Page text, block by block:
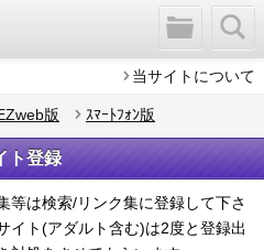
当サイトについて
版 ｽﾏｰﾄﾌｫﾝ版
ト登録
等は検索/リンク集に登録して下さ
イト(アダルト含む)は2度と登録出